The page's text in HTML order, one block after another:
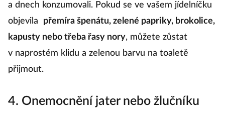
a dnech konzumovali. Pokud se ve vašem jídelníčku
objevila
přemíra špenátu, zelené papriky, brokolice,
kapusty nebo třeba řasy nory, můžete zůstat
v naprostém klidu a zelenou barvu na toaletě
přijmout.
4. Onemocnění jater nebo žlučníku